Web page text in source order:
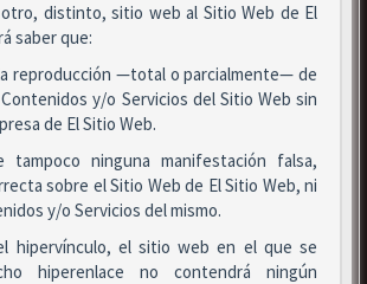
distinto, sitio web al Sitio Web de El
saber que:
reproducción —total o parcialmente— de
y/o Servicios del Sitio Web sin
de El Sitio Web.
tampoco ninguna manifestación falsa,
sobre el Sitio Web de El Sitio Web, ni
y/o Servicios del mismo.
hipervínculo, el sitio web en el que se
hiperenlace no contendrá ningún